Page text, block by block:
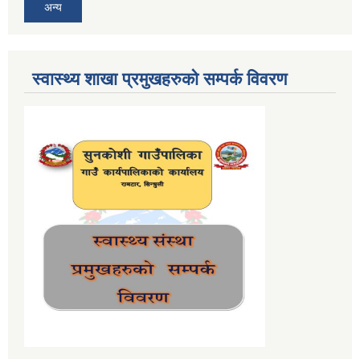
अन्य
स्वास्थ्य शाखा प्रमुखहरुको सम्पर्क विवरण